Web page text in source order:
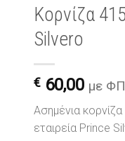
Κορνίζα
Silvero
€ 60,00 με
Ασημένια
εταιρεία Prince